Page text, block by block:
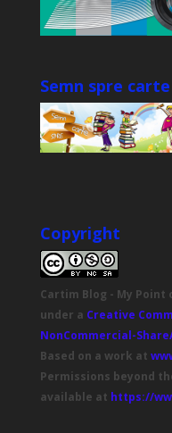
Semn spre carte
Copyright
Cartim Blog - My Point
under a Creative
NonCommercial-
Based on a work at
Permissions beyond
available at https://